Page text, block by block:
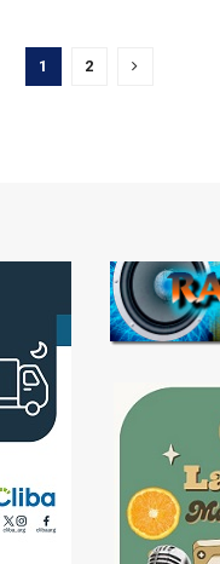
1 2